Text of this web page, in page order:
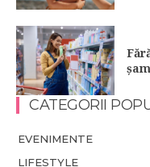
CATEGORII
EVENIMENTE
LIFESTYLE